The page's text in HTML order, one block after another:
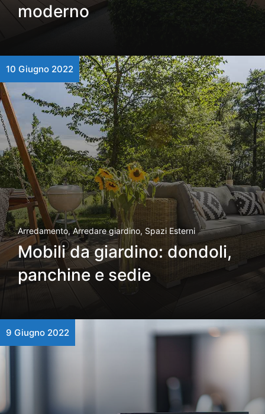
moderno
10 Giugno 2022
Arredamento,Arredare giardino, Spazi Esterni
Mobili da giardino: dondoli,
panchine e sedie
9 Giugno 2022